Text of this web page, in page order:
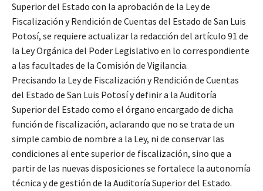
Superior del Estado con la aprobación de la Ley de
Fiscalización y Rendición de Cuentas del Estado de San Luis
Potosí, se requiere actualizar la redacción del artículo 91 de
la Ley Orgánica del Poder Legislativo en lo correspondiente
a las facultades de la Comisión de Vigilancia.
Precisando la Ley de Fiscalización y Rendición de Cuentas
del Estado de San Luis Potosí y definir a la Auditoría
Superior del Estado como el órgano encargado de dicha
función de fiscalización, aclarando que no se trata de un
simple cambio de nombre a la Ley, ni de conservar las
condiciones al ente superior de fiscalización, sino que a
partir de las nuevas disposiciones se fortalece la autonomía
técnica y de gestión de la Auditoría Superior del Estado.